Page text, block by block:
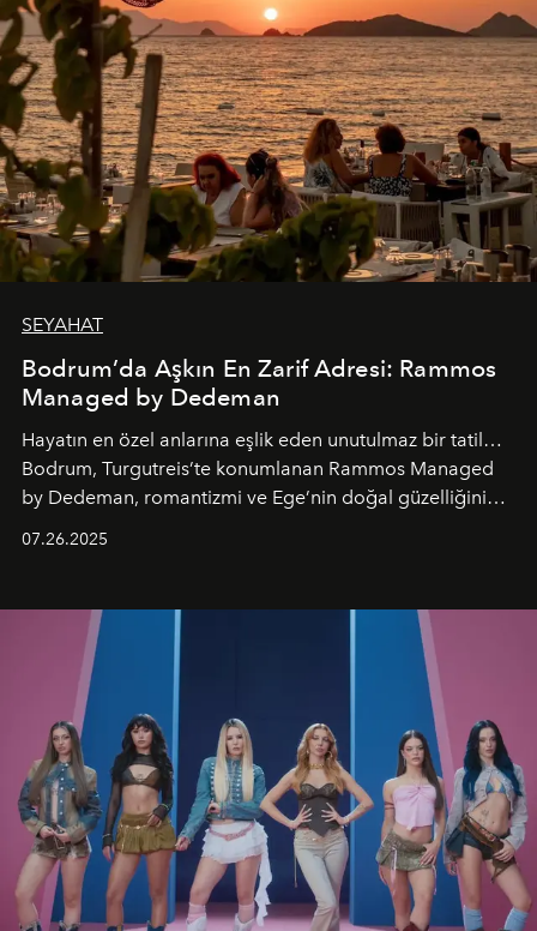
SEYAHAT
Bodrum’da Aşkın En Zarif Adresi: Rammos
Managed by Dedeman
Hayatın en özel anlarına eşlik eden unutulmaz bir tatil…
Bodrum, Turgutreis’te konumlanan Rammos Managed
by Dedeman, romantizmi ve Ege’nin doğal güzelliğini
07.26.2025